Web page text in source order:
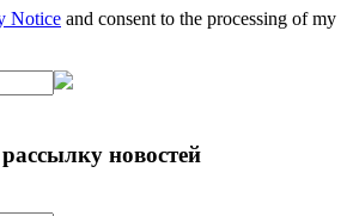
Notice and consent to the processing of my
новостей